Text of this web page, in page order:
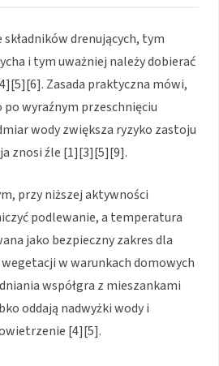
drenujących, tym
i tym uważniej należy dobierać
Zasada praktyczna mówi,
wyraźnym przeschnięciu
wody zwiększa ryzyko zastoju
znosi źle [1][3][5][9].
przy niższej aktywności
podlewanie, a temperatura
jako bezpieczny zakres dla
w warunkach domowych
współgra z mieszankami
oddają nadwyżki wody i
[4][5].